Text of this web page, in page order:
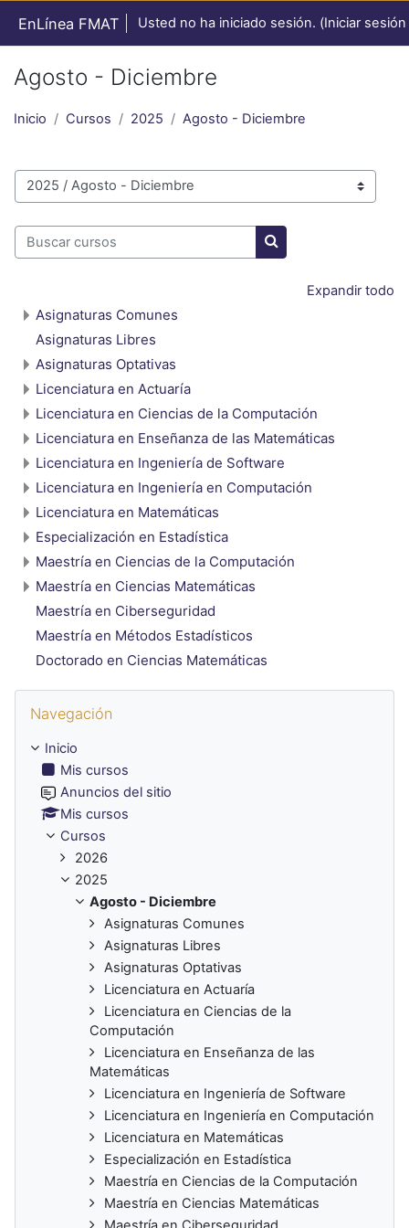
EnLínea FMAT Usted no ha iniciado sesión. (Iniciar
Agosto - Diciembre
Inicio Cursos 2025 Agosto - Diciembre
Categorías
Buscar cursos
Buscar cursos
Expandir todo
Asignaturas Comunes
Asignaturas Libres
Asignaturas Optativas
Licenciatura en Actuaría
Licenciatura en Ciencias de la Computación
Licenciatura en Enseñanza de las Matemáticas
Licenciatura en Ingeniería de Software
Licenciatura en Ingeniería en Computación
Licenciatura en Matemáticas
Especialización en Estadística
Maestría en Ciencias de la Computación
Maestría en Ciencias Matemáticas
Maestría en Ciberseguridad
Maestría en Métodos Estadísticos
Doctorado en Ciencias Matemáticas
Navegación
Inicio
Mis cursos
Anuncios del sitio
Mis cursos
Cursos
2026
2025
Agosto - Diciembre
Asignaturas Comunes
Asignaturas Libres
Asignaturas Optativas
Licenciatura en Actuaría
Licenciatura en Ciencias de la
Computación
Licenciatura en Enseñanza de las
Matemáticas
Licenciatura en Ingeniería de Software
Licenciatura en Ingeniería en Computación
Licenciatura en Matemáticas
Especialización en Estadística
Maestría en Ciencias de la Computación
Maestría en Ciencias Matemáticas